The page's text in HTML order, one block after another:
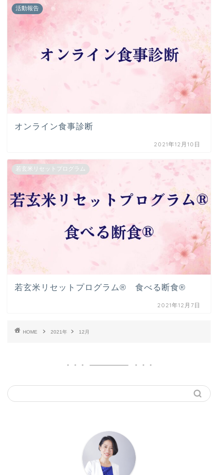
活動報告
オンライン食事診断
2021年12月10日
若玄米リセットプログラム
若玄米リセットプログラム® 食べる断食®
2021年12月7日
HOME 2021年 12月